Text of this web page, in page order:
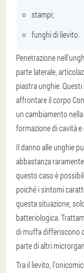
stampi;
funghi di lievito.
Penetrazione
parte laterale ,
piastra unghie.
affrontare il corpo
un cambiamento
formazione di cavità e
Il danno alle unghie
abbastanza
questo casoè
poiché i sintomi
questa situazione,
batteriologica.
di muffa differiscono
parte di altri
Tra il lievito,